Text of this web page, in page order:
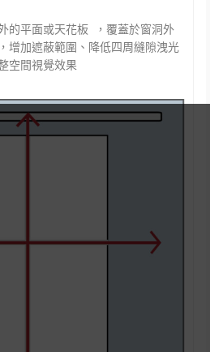
的平面或天花板 ，覆蓋於窗洞外
增加遮蔽範圍、降低四周縫隙洩光
空間視覺效果